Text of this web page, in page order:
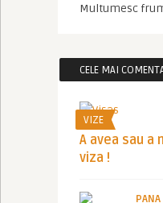
Multumesc
CELE MAI
VIZE
A avea sau a
viza !